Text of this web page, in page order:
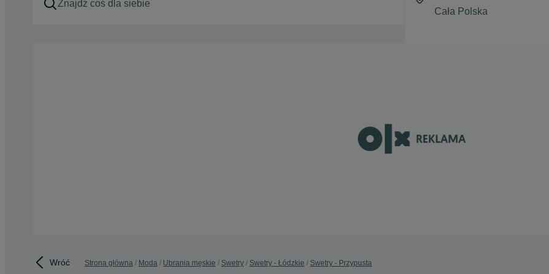
Wróć Strona główna Moda Ubrania męskie Swetry Swetry - Łódzkie Swetry - Przypusta